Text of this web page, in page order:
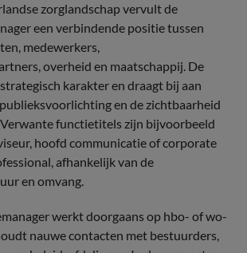
zorglandschap vervult de
een verbindende positie tussen
medewerkers,
overheid en maatschappij. De
karakter en draagt bij aan
en de zichtbaarheid
functietitels zijn bijvoorbeeld
hoofd communicatie of corporate
afhankelijk van de
en omvang.
werkt doorgaans op hbo- of wo-
nauwe contacten met bestuurders,